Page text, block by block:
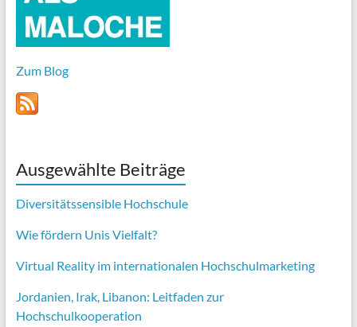
Zum Blog
Ausgewählte Beiträge
Diversitätssensible Hochschule
Wie fördern Unis Vielfalt?
Virtual Reality im internationalen Hochschulmarketing
Jordanien, Irak, Libanon: Leitfaden zur
Hochschulkooperation